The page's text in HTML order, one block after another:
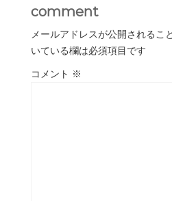
comment
メールアドレスが公開されるこ
いている欄は必須項目です
コメント ※